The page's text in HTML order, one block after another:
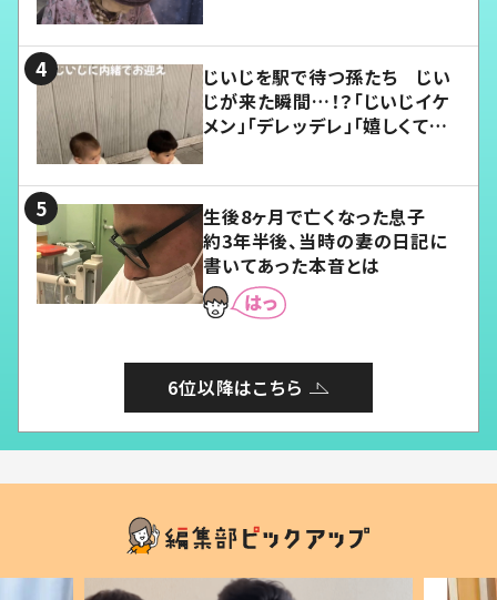
じいじを駅で待つ孫たち じい
じが来た瞬間…！？「じいじイケ
メン」「デレッデレ」「嬉しくて可
生後8ヶ月で亡くなった息子
約3年半後、当時の妻の日記に
書いてあった本音とは
6位以降はこちら